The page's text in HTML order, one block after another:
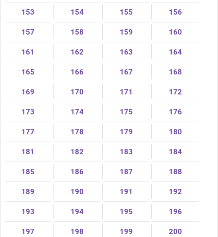
153 154 155 156
157 158 159 160
161 162 163 164
165 166 167 168
169 170 171 172
173 174 175 176
177 178 179 180
181 182 183 184
185 186 187 188
189 190 191 192
193 194 195 196
197 198 199 200